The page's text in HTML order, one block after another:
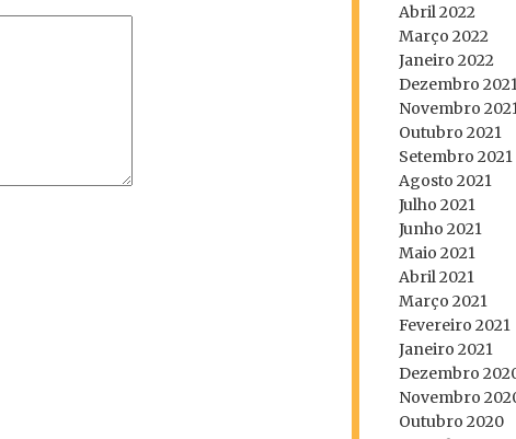
Abril 2022
Março 2022
Janeiro 2022
Dezembro
Novembro
Outubro 2021
Setembro 2021
Agosto 2021
Julho 2021
Junho 2021
Maio 2021
Abril 2021
Março 2021
Fevereiro 2021
Janeiro 2021
Dezembro
Novembro
Outubro 2020